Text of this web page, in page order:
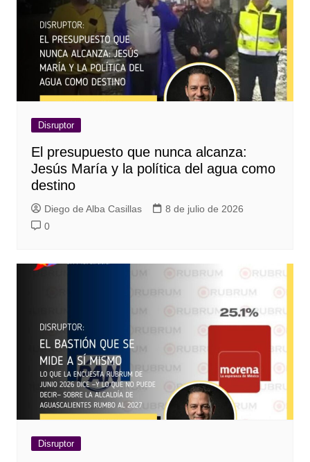
Disruptor
El presupuesto que nunca alcanza:
Jesús María y la política del agua como
destino
Diego de Alba Casillas
8 de julio de 2026
0
Disruptor